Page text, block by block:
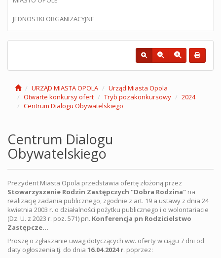
JEDNOSTKI ORGANIZACYJNE
URZĄD MIASTA OPOLA
Urząd Miasta Opola
Otwarte konkursy ofert
Tryb pozakonkursowy
2024
Centrum Dialogu Obywatelskiego
Centrum Dialogu
Obywatelskiego
Prezydent Miasta Opola przedstawia ofertę złożoną przez
Stowarzyszenie Rodzin Zastępczych "Dobra Rodzina" na
realizację zadania publicznego, zgodnie z art. 19 a ustawy z dnia 24
kwietnia 2003 r. o działalności pożytku publicznego i o wolontariacie
(Dz. U. z 2023 r. poz. 571) pn. Konferencja pn Rodzicielstwo
Zastępcze…
Proszę o zgłaszanie uwag dotyczących ww. oferty w ciągu 7 dni od
daty ogłoszenia tj. do dnia 16.04.2024 r. poprzez: